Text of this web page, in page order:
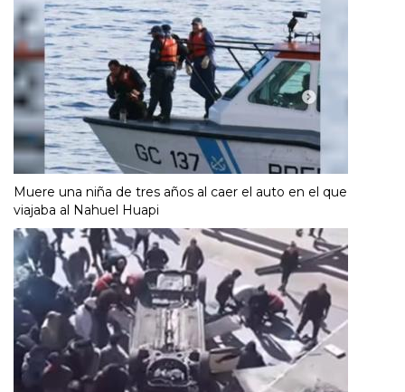
Muere una niña de tres años al caer el auto en el que
viajaba al Nahuel Huapi